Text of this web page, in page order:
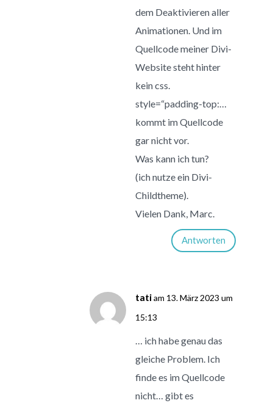
dem Deaktivieren aller
Animationen. Und im
Quellcode meiner Divi-
Website steht hinter
kein css.
style=“padding-top:…
kommt im Quellcode
gar nicht vor.
Was kann ich tun?
(ich nutze ein Divi-
Childtheme).
Vielen Dank, Marc.
Antworten
tatiam 13. März 2023 um
15:13
… ich habe genau das
gleiche Problem. Ich
finde es im Quellcode
nicht… gibt es